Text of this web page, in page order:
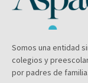
Somos una entidad
colegios y
por padres de familia.